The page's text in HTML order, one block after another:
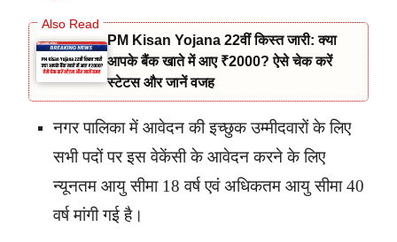
PM Kisan Yojana 22वीं किस्त जारी: क्या
आपके बैंक खाते में आए ₹2000? ऐसे चेक करें
स्टेटस और जानें वजह
नगर पालिका में आवेदन की इच्छुक उम्मीदवारों के लिए
सभी पदों पर इस वेकेंसी के आवेदन करने के लिए
न्यूनतम आयु सीमा 18 वर्ष एवं अधिकतम आयु सीमा 40
वर्ष मांगी गई है।